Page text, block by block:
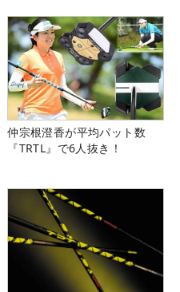
仲宗根澄香が平均パット数
『TRTL』で6人抜き！